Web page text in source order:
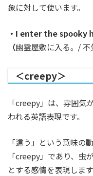
象に対して使います。
・I enter the spooky
（幽霊屋敷に入る。/ 不
＜creepy＞
「creepy」は、雰囲気
われる英語表現です。
「這う」という意味の
「creepy」であり、虫
とする感情を表現します